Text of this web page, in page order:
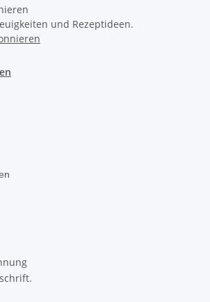
und Rezeptideen.